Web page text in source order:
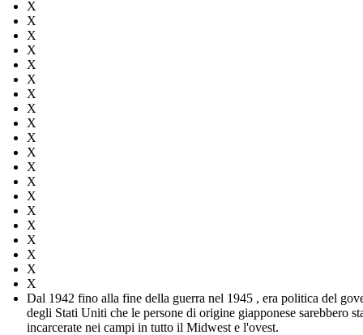
X
X
X
X
X
X
X
X
X
X
X
X
X
X
X
X
X
X
X
X
Dal 1942 fino alla fine della guerra nel 1945 , era politica del
degli Stati Uniti che le persone di origine giapponese sarebbero
incarcerate nei campi in tutto il Midwest e l'ovest.